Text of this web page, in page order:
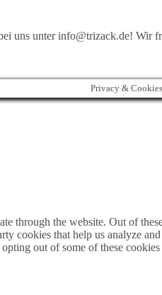
uns unter info@trizack.de! Wir
Privacy &
through the website. Out of
cookies that help us analyze
out of some of these